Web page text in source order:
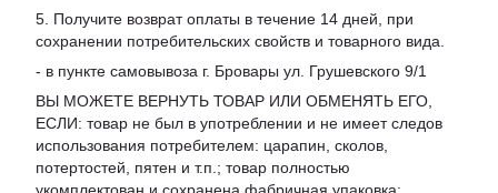
5. Получите возврат оплаты в течение 14 дней, при
сохранении потребительских свойств и товарного вида.
- в пункте самовывоза г. Бровары ул. Грушевского 9/1
ВЫ МОЖЕТЕ ВЕРНУТЬ ТОВАР ИЛИ ОБМЕНЯТЬ ЕГО,
ЕСЛИ: товар не был в употреблении и не имеет следов
использования потребителем: царапин, сколов,
потертостей, пятен и т.п.; товар полностью